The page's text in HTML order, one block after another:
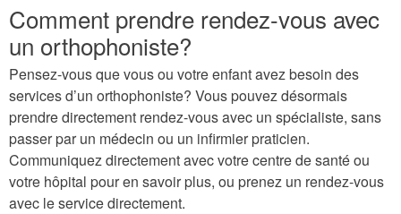
Comment prendre rendez-vous avec
un orthophoniste?
Pensez-vous que vous ou votre enfant avez besoin des
services d’un orthophoniste? Vous pouvez désormais
prendre directement rendez-vous avec un spécialiste, sans
passer par un médecin ou un infirmier praticien.
Communiquez directement avec votre centre de santé ou
votre hôpital pour en savoir plus, ou prenez un rendez-vous
avec le service directement.